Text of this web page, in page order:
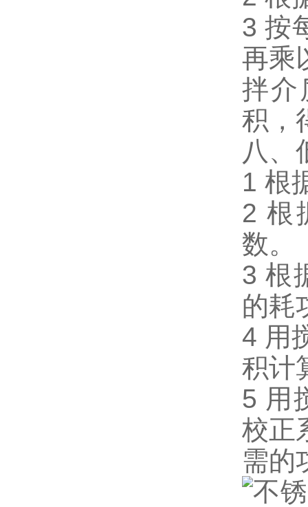
3 按
再乘
拌介
积，
八、
1 根
2 根
数。
3 根
的耗
4 用
积计
5 用
校正
需的